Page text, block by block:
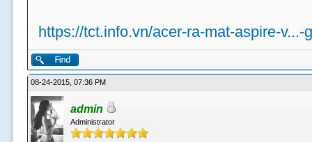
https://tct.info.vn/acer-ra-mat-aspire-v...-
08-24-2015, 07:36 PM
admin
Administrator